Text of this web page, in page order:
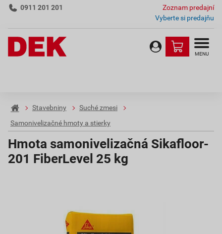
0911 201 201
Zoznam predajní
Vyberte si predajňu
MENU
Stavebniny
Suché zmesi
Samonivelizačné hmoty a stierky
Hmota samonivelizačná Sikafloor-
201 FiberLevel 25 kg